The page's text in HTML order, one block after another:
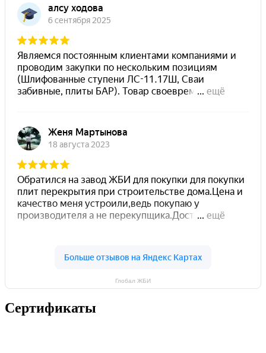
Глобал ЖБИ
Сертификаты